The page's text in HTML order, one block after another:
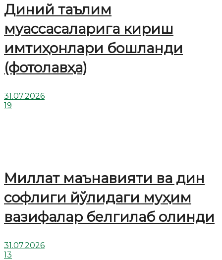
Диний таълим
муассасаларига кириш
имтиҳонлари бошланди
(фотолавҳа)
31.07.2026
19
Миллат маънавияти ва дин
софлиги йўлидаги муҳим
вазифалар белгилаб олинди
31.07.2026
13